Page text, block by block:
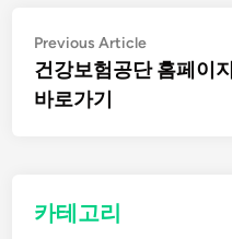
글
탐
Previous ArticlePrevious
article:
건강보험공단 홈페이지
바로가기
카테고리